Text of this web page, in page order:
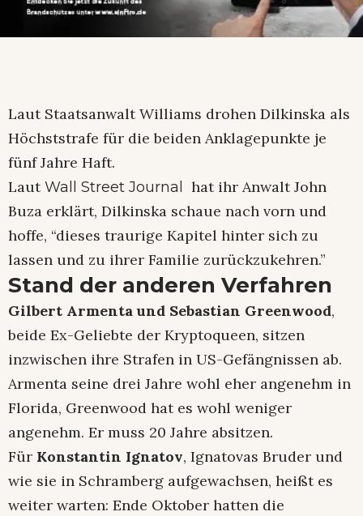
Laut Staatsanwalt Williams drohen Dilkinska als
Höchststrafe für die beiden Anklagepunkte je
fünf Jahre Haft.
LautWall Street Journal hat ihr Anwalt John
Buza erklärt, Dilkinska schaue nach vorn und
hoffe, “dieses traurige Kapitel hinter sich zu
lassen und zu ihrer Familie zurückzukehren.”
Stand der anderen Verfahren
Gilbert Armenta und Sebastian Greenwood,
beide Ex-Geliebte der Kryptoqueen, sitzen
inzwischen ihre Strafen in US-Gefängnissen ab.
Armenta seine drei Jahre wohl eher angenehm in
Florida, Greenwood hat es wohl weniger
angenehm. Er muss 20 Jahre absitzen.
Für Konstantin Ignatov, Ignatovas Bruder und
wie sie in Schramberg aufgewachsen, heißt es
weiter warten: Ende Oktober hatten die